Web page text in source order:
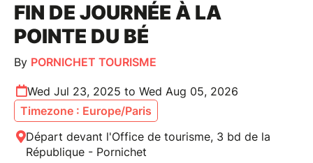
FIN DE JOURNÉE À LA
POINTE DU BÉ
By PORNICHET TOURISME
Wed Jul 23, 2025 to Wed Aug 05, 2026
Timezone : Europe/Paris
Départ devant l'Office de tourisme, 3 bd de la
République - Pornichet